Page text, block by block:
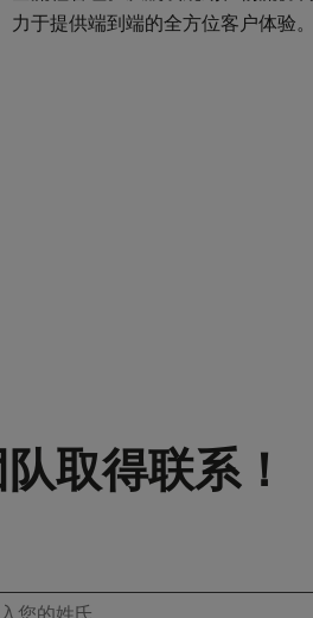
力于提供端到端的全方位客户体验。
取得联系！